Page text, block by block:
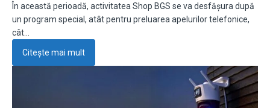
În această perioadă, activitatea Shop BGS se va desfășura după
un program special, atât pentru preluarea apelurilor telefonice,
cât…
Citește mai mult